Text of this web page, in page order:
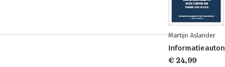
Martijn Aslander
€ 24,99